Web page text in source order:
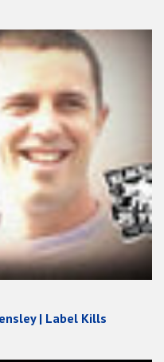
| Label Kills